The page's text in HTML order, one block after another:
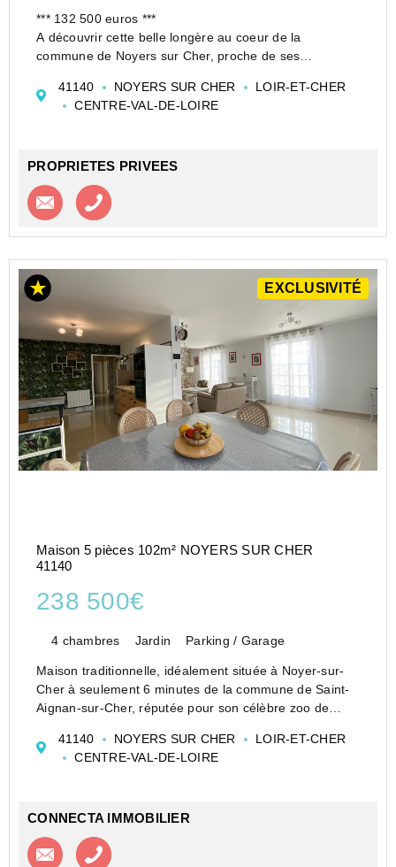
*** 132 500 euros ***
A découvrir cette belle longère au coeur de la
commune de Noyers sur Cher, proche de ses
Le bien se compose de la façon suivante:
- une cuisine aménagée
41140 NOYERS SUR CHER
LOIR-ET-CHER
CENTRE-VAL-DE-LOIRE
PROPRIETES PRIVEES
Contacter l'agence
EXCLUSIVITÉ
Maison 5 pièces 102m² NOYERS SUR CHER
41140
238 500€
4 chambres Jardin Parking / Garage
Maison traditionnelle, idéalement située à Noyer-sur-
Cher à seulement 6 minutes de la commune de Saint-
Aignan-sur-Cher, réputée pour son célèbre zoo de
permettant un accès pour Paris.
De plain-pied et offra...
41140 NOYERS SUR CHER
LOIR-ET-CHER
CENTRE-VAL-DE-LOIRE
CONNECTA IMMOBILIER
Contacter l'agence